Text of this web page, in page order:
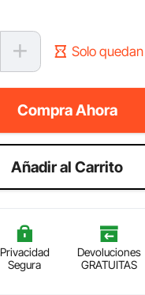
Solo quedan
Compra Ahora
Añadir al Carrito
Privacidad
Segura
Devoluciones
GRATUITAS